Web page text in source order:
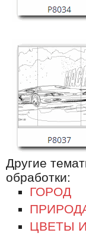
Другие
обработки:
ГОРОД
ЦВЕТЫ